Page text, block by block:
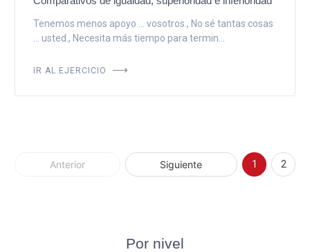
Tenemos menos apoyo ... vosotros., No sé tantas cosas
... usted., Necesita más tiempo para termin...
IR AL EJERCICIO
Anterior Siguiente 1 2
Por nivel